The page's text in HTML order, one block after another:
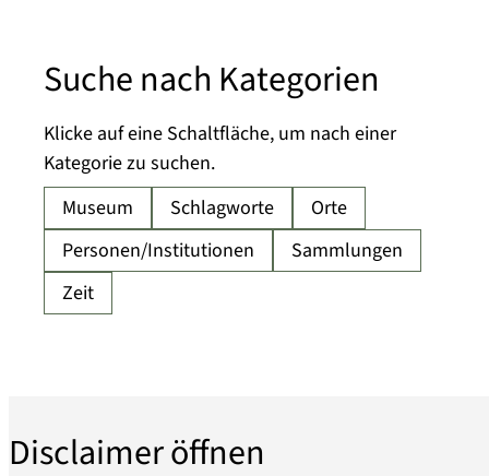
Suche nach Kategorien
Klicke auf eine Schaltfläche, um nach einer
Kategorie zu suchen.
Disclaimer öffnen